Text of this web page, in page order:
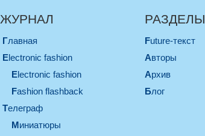
ЖУРНАЛ
Главная
electronic fashion
electronic fashion
Fashion flashback
телеграф
миниатюры
РАЗДЕЛЫ
Future-текст
Авторы
Архив
Блог